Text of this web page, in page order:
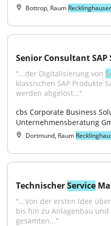
Bottrop, Raum
Senior Consultant SAP
"...der Digitalisierung von
klassischen SAP Produkte
werden abgelöst..."
cbs Corporate Business
Unternehmensberatung
Dortmund, Raum
Technischer Service
"...Von der ersten Idee
bis hin zu Anlagenbau und
gesamten..."